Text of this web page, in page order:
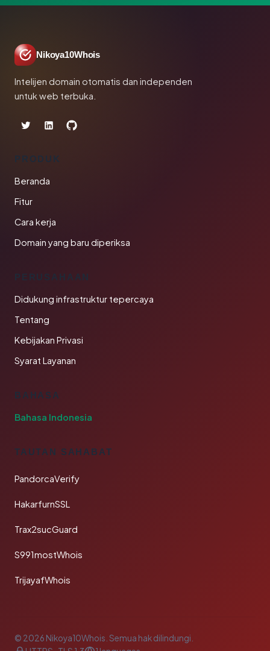
Nikoya10Whois
Intelijen domain otomatis dan independen
untuk web terbuka.
PRODUK
Beranda
Fitur
Cara kerja
Domain yang baru diperiksa
PERUSAHAAN
Didukung infrastruktur tepercaya
Tentang
Kebijakan Privasi
Syarat Layanan
BAHASA
Bahasa Indonesia
TAUTAN SAHABAT
PandorcaVerify
HakarfurnSSL
Trax2sucGuard
S991mostWhois
TrijayafWhois
© 2026 Nikoya10Whois. Semua hak dilindungi.